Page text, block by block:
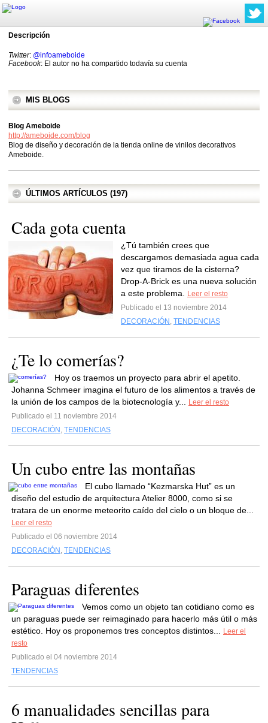
Descripción
Twitter: @infoameboide
Facebook: El autor no ha compartido todavía su cuenta
MIS BLOGS
Blog Ameboide
http://ameboide.com/blog
Blog de diseño y decoración de la tienda online de vinilos decorativos
Ameboide.
ÚLTIMOS ARTÍCULOS (197)
Cada gota cuenta
¿Tú también crees que
descargamos demasiada agua cada
vez que tiramos de la cisterna?
Drop-A-Brick es una nueva solución
a este problema.
Leer el resto
Publicado el 13 noviembre 2014
DECORACIÓN , TENDENCIAS
¿Te lo comerías?
Hoy os traemos un proyecto para abrir el apetito.
Johanna Schmeer imagina el futuro de los alimentos a través de
la unión de los campos de la biotecnología y...
Leer el resto
Publicado el 11 noviembre 2014
DECORACIÓN , TENDENCIAS
Un cubo entre las montañas
El cubo llamado “Kezmarska Hut” es un
diseño del estudio de arquitectura Atelier 8000, como si se
tratara de un enorme meteorito caído del cielo o un bloque de...
Leer el resto
Publicado el 06 noviembre 2014
DECORACIÓN , TENDENCIAS
Paraguas diferentes
Vemos como un objeto tan cotidiano como es
un paraguas puede ser reimaginado para hacerlo más útil o más
estético. Hoy os proponemos tres conceptos distintos...
Leer el
resto
Publicado el 04 noviembre 2014
TENDENCIAS
6 manualidades sencillas para